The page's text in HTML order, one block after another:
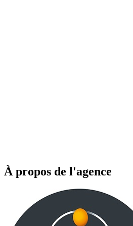
À propos de l'agence